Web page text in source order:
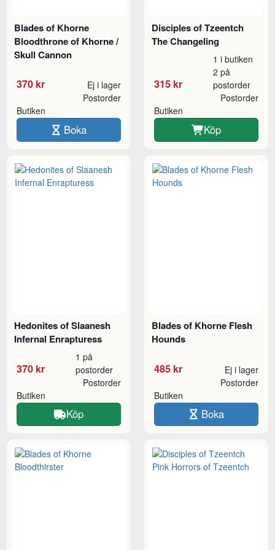
Blades of Khorne
Bloodthrone of Khorne /
Skull Cannon
370 kr Ej i lager
Butiken
Postorder
Boka
Disciples of Tzeentch
The Changeling
315 kr
1 i butiken
2 på
postorder
Butiken
Postorder
Köp
Hedonites of Slaanesh
Infernal Enrapturess
370 kr
1 på
postorder
Butiken
Postorder
Köp
Blades of Khorne Flesh
Hounds
485 kr Ej i lager
Butiken
Postorder
Boka